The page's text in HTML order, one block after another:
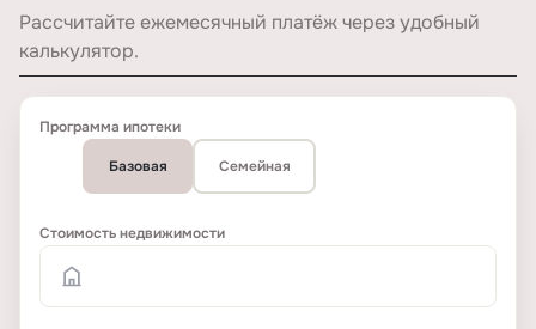
Рассчитайте ежемесячный платёж через удобный
калькулятор.
Программа ипотеки
Базовая Семейная
Стоимость недвижимости